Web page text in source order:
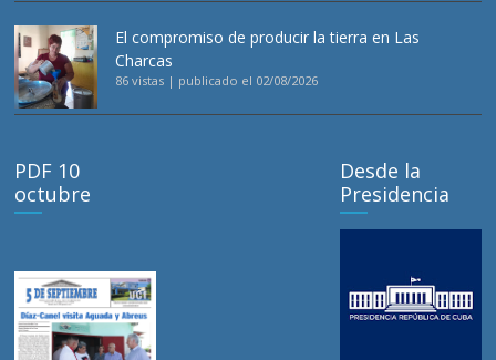
El compromiso de producir la tierra en Las
Charcas
86 vistas | publicado el 02/08/2026
PDF 10
octubre
Desde la
Presidencia